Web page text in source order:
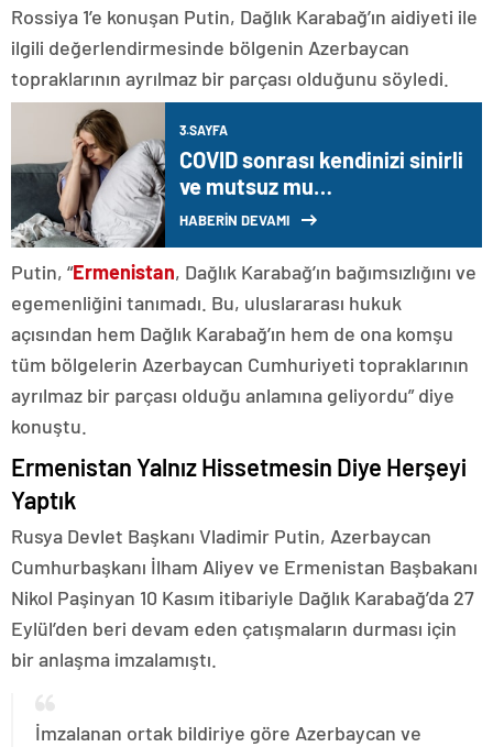
Rossiya 1’e konuşan Putin, Dağlık Karabağ’ın aidiyeti ile
ilgili değerlendirmesinde bölgenin Azerbaycan
topraklarının ayrılmaz bir parçası olduğunu söyledi.
3.SAYFA
COVID sonrası kendinizi sinirli
ve mutsuz mu
hissediyorsunuz? İşte
HABERİN DEVAMI
Putin, “Ermenistan, Dağlık Karabağ’ın bağımsızlığını ve
egemenliğini tanımadı. Bu, uluslararası hukuk
açısından hem Dağlık Karabağ’ın hem de ona komşu
tüm bölgelerin Azerbaycan Cumhuriyeti topraklarının
ayrılmaz bir parçası olduğu anlamına geliyordu” diye
konuştu.
Ermenistan Yalnız Hissetmesin Diye Herşeyi
Yaptık
Rusya Devlet Başkanı Vladimir Putin, Azerbaycan
Cumhurbaşkanı İlham Aliyev ve Ermenistan Başbakanı
Nikol Paşinyan 10 Kasım itibariyle Dağlık Karabağ’da 27
Eylül’den beri devam eden çatışmaların durması için
bir anlaşma imzalamıştı.
İmzalanan ortak bildiriye göre Azerbaycan ve